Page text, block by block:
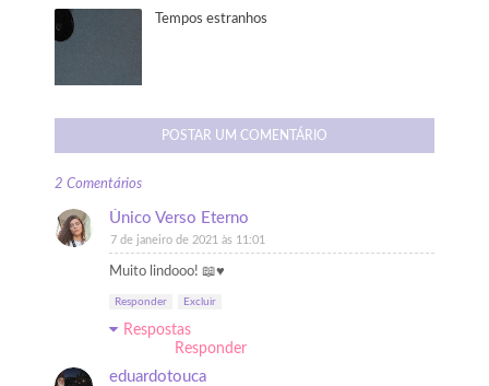
Tempos estranhos
POSTAR UM COMENTÁRIO
2 Comentários
Único Verso Eterno
7 de janeiro de 2021 às 11:01
Muito lindooo! 📖♥️
Responder Excluir
Respostas
Responder
eduardotouca